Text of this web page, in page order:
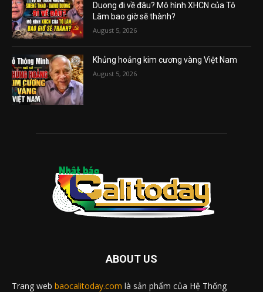
Duong đi về đâu? Mô hình XHCN của Tô
Lâm bao giờ sẽ thành?
August 5, 2026
Khủng hoảng kim cương vàng Việt Nam
August 5, 2026
ABOUT US
Trang web baocalitoday.com là sản phẩm của Hệ Thống